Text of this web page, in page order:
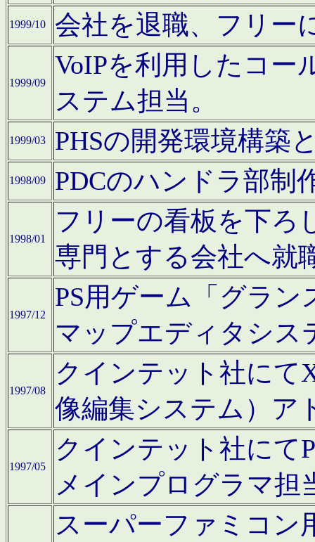
1999/10 会社を退職、フリー
1999/09
VoIPを利用したコー
ステム担当。
1999/03 PHSの開発環境構築
1998/09 PDCのハンドラ部制
1998/01
フリーの看板を下ろ
専門とする会社へ就
1997/12
PS用ゲーム「グラン
マップエディタシス
1997/08
クインテット社にて
像編集システム）ア
1997/05
クインテット社にて
メインプログラマ担
スーパーファミコン